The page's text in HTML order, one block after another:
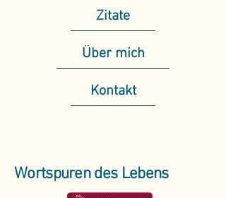
Zitate
Über mich
Kontakt
Wortspuren des Lebens